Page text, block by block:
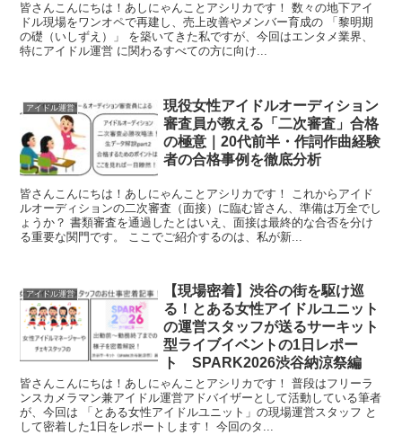
皆さんこんにちは！あしにゃんことアシリカです！ 数々の地下アイ
ドル現場をワンオペで再建し、売上改善やメンバー育成の 「黎明期
の礎（いしずえ）」 を築いてきた私ですが、今回はエンタメ業界、
特にアイドル運営 に関わるすべての方に向け...
アイドル運営
現役女性アイドルオーディション
審査員が教える「二次審査」合格
の極意｜20代前半・作詞作曲経験
者の合格事例を徹底分析
皆さんこんにちは！あしにゃんことアシリカです！ これからアイド
ルオーディションの二次審査（面接）に臨む皆さん、準備は万全でし
ょうか？ 書類審査を通過したとはいえ、面接は最終的な合否を分け
る重要な関門です。 ここでご紹介するのは、私が新...
アイドル運営
【現場密着】渋谷の街を駆け巡
る！とある女性アイドルユニット
の運営スタッフが送るサーキット
型ライブイベントの1日レポー
ト SPARK2026渋谷納涼祭編
皆さんこんにちは！あしにゃんことアシリカです！ 普段はフリーラ
ンスカメラマン兼アイドル運営アドバイザーとして活動している筆者
が、今回は 「とある女性アイドルユニット」の現場運営スタッフ と
して密着した1日をレポートします！ 今回のタ...